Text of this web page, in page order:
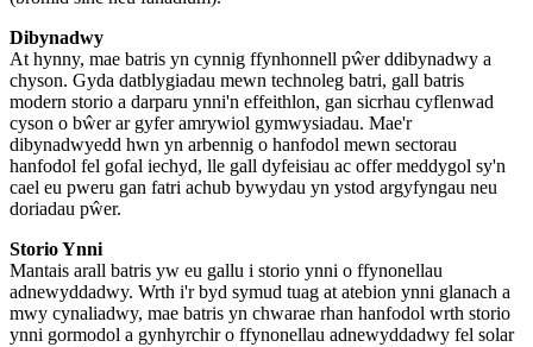
Dibynadwy
At hynny, mae batris yn cynnig ffynhonnell pŵer ddibynadwy a
chyson. Gyda datblygiadau mewn technoleg batri, gall batris
modern storio a darparu ynni'n effeithlon, gan sicrhau cyflenwad
cyson o bŵer ar gyfer amrywiol gymwysiadau. Mae'r
dibynadwyedd hwn yn arbennig o hanfodol mewn sectorau
hanfodol fel gofal iechyd, lle gall dyfeisiau ac offer meddygol sy'n
cael eu pweru gan fatri achub bywydau yn ystod argyfyngau neu
doriadau pŵer.
Storio Ynni
Mantais arall batris yw eu gallu i storio ynni o ffynonellau
adnewyddadwy. Wrth i'r byd symud tuag at atebion ynni glanach a
mwy cynaliadwy, mae batris yn chwarae rhan hanfodol wrth storio
ynni gormodol a gynhyrchir o ffynonellau adnewyddadwy fel solar